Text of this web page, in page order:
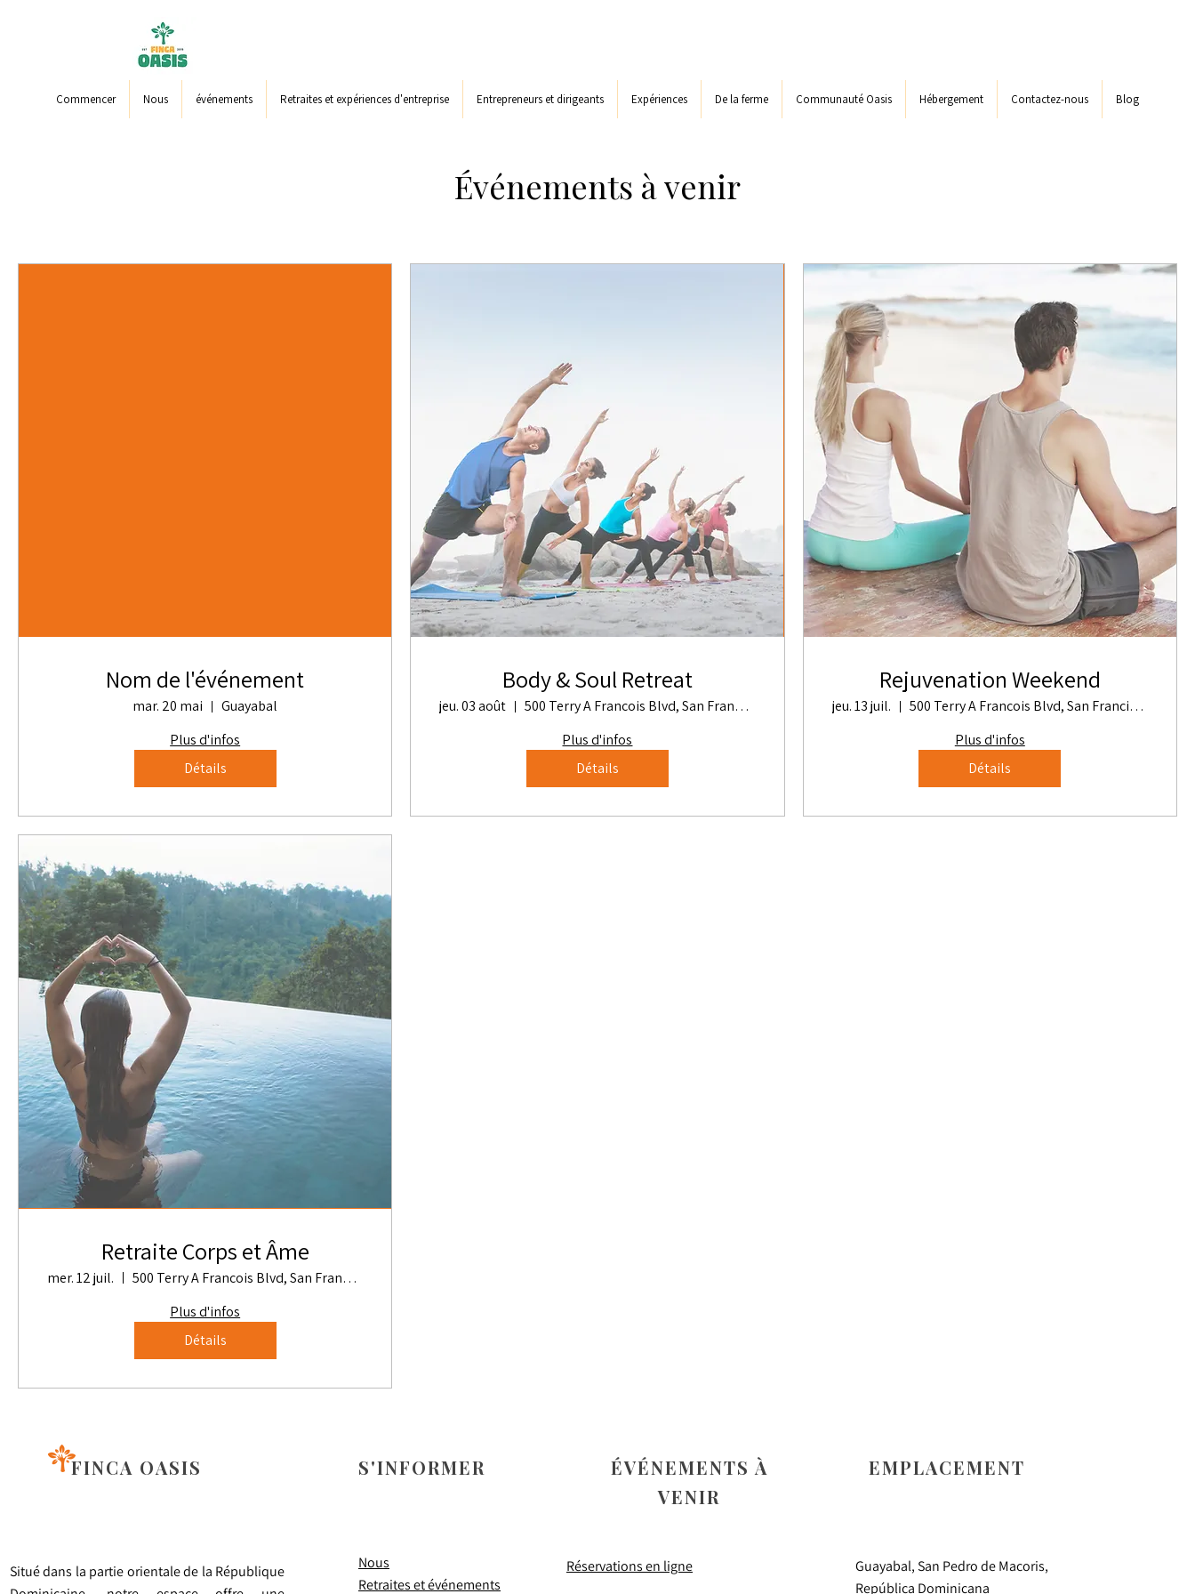
Commencer Nous événements Retraites et expériences d'entreprise Entrepreneurs et dirigeants Expériences De la ferme Communauté Oasis Hébergement Contactez-nous Blog
Événements à venir
Nom de l'événement
mar. 20 mai
Guayabal
Plus d'infos
Détails
Body & Soul Retreat
jeu. 03 août
500 Terry A Francois Blvd, San Francisco, CA 94158, USA
Plus d'infos
Détails
Rejuvenation Weekend
jeu. 13 juil.
500 Terry A Francois Blvd, San Francisco, CA 94158, USA
Plus d'infos
Détails
Retraite Corps et Âme
mer. 12 juil.
500 Terry A Francois Blvd, San Francisco, CA 94158, États-Unis
Plus d'infos
Détails
FINCA OASIS
Situé dans la partie orientale de la République
S'INFORMER
Nous
Retraites et événements
ÉVÉNEMENTS À
VENIR
Réservations en ligne
EMPLACEMENT
Guayabal, San Pedro de Macoris,
República Dominicana